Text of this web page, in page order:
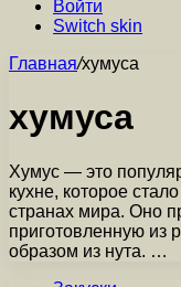
Войти
Switch skin
Главная/хумуса
хумуса
Хумус — это
кухне, которое
странах мира. Оно
приготовленную из
образом из нута. …